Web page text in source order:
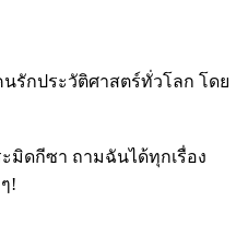
รักประวัติศาสตร์ทั่วโลก โดย
มิดกีซา ถามฉันได้ทุกเรื่อง
!